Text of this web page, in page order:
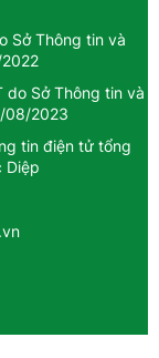
Sở Thông tin và
do Sở Thông tin và
08/2023
tin điện tử tổng
Diệp